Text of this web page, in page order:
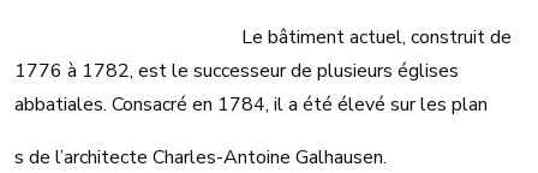
Le bâtiment actuel, construit de
1776 à 1782, est le successeur de plusieurs églises
abbatiales. Consacré en 1784, il a été élevé sur les plan
s de l’architecte Charles-Antoine Galhausen.